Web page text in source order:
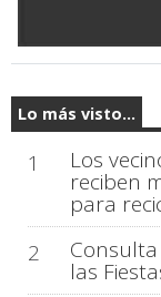
Lo más visto...
1 Los
reciben
para
2
las